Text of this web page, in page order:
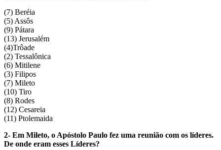
(7) Beréia
(5) Assôs
(9) Pátara
(13) Jerusalém
(4)Trôade
(2) Tessalônica
(6) Mitilene
(3) Filipos
(7) Mileto
(10) Tiro
(8) Rodes
(12) Cesareia
(11) Ptolemaida
2- Em Mileto, o Apóstolo Paulo fez uma reunião com os líderes.
De onde eram esses Líderes?